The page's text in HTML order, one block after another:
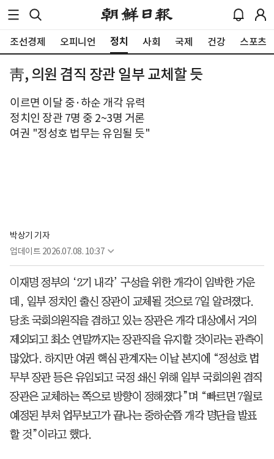
조선경제 오피니언 정치 사회 국제 건강 스포츠
靑, 의원 겸직 장관 일부 교체할 듯
이르면 이달 중·하순 개각 유력
정치인 장관 7명 중 2~3명 거론
여권 "정성호 법무는 유임될 듯"
박상기 기자
업데이트 2026.07.08. 10:37
이재명 정부의 ‘2기 내각’ 구성을 위한 개각이 임박한 가운
데, 일부 정치인 출신 장관이 교체될 것으로 7일 알려졌다.
당초 국회의원직을 겸하고 있는 장관은 개각 대상에서 거의
제외되고 최소 연말까지는 장관직을 유지할 것이라는 관측이
많았다. 하지만 여권 핵심 관계자는 이날 본지에 “정성호 법
무부 장관 등은 유임되고 국정 쇄신 위해 일부 국회의원 겸직
장관은 교체하는 쪽으로 방향이 정해졌다”며 “빠르면 7월로
예정된 부처 업무보고가 끝나는 중하순쯤 개각 명단을 발표
할 것”이라고 했다.